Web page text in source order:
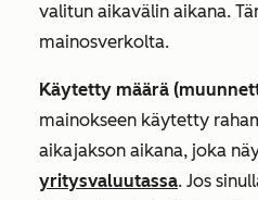
valitun aikavälin aikana.
mainosverkolta.
Käytetty määrä
mainokseen käytetty
aikajakson aikana, joka
yritysvaluutassa. Jos